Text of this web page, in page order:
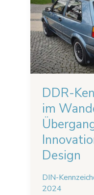
DDR-
im
Design
DIN-
2024
im
Wandel:
Vom
Übergang
zur
Innovation
DIN-
Design